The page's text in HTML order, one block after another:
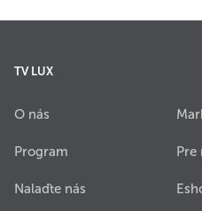
TV LUX
O nás
Program
Nalaďte nás
Pre